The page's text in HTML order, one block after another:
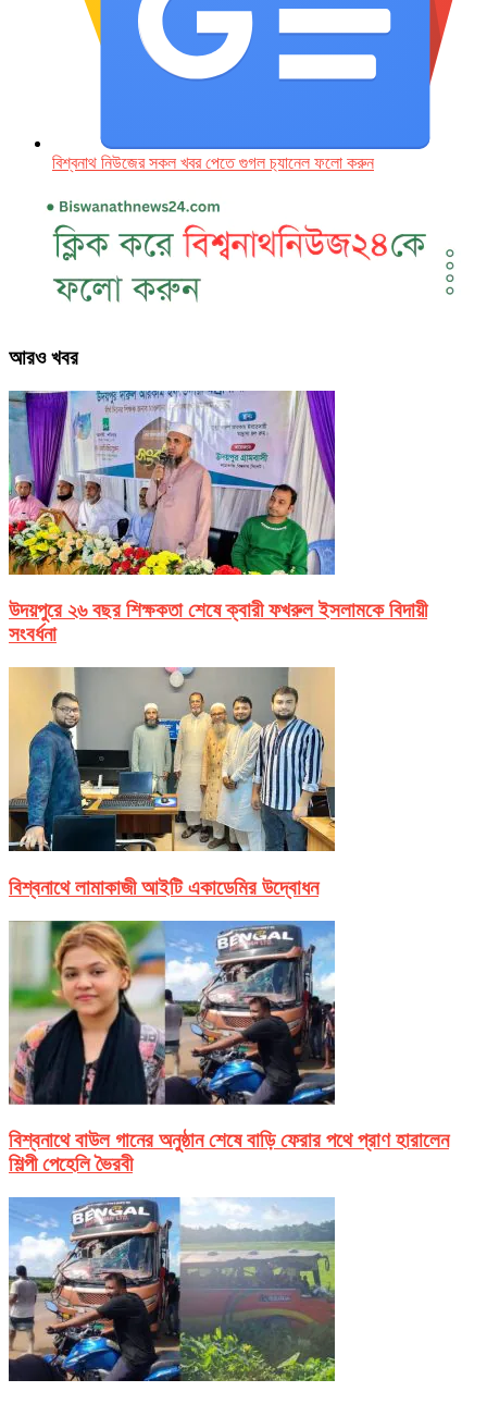
বিশ্বনাথ নিউজের সকল খবর পেতে গুগল চ‌্যানেল ফলো করুন
আরও খবর
উদয়পুরে ২৬ বছর শিক্ষকতা শেষে ক্বারী ফখরুল ইসলামকে বিদায়ী
সংবর্ধনা
বিশ্বনাথে লামাকাজী আইটি একাডেমির উদ্বোধন
বিশ্বনাথে বাউল গানের অনুষ্ঠান শেষে বাড়ি ফেরার পথে প্রাণ হারালেন
শিল্পী পেহেলি ভৈরবী